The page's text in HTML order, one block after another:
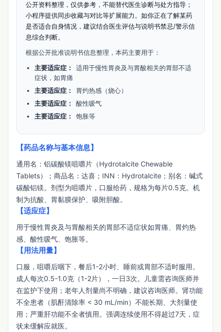
公开资料整理，仅供参考，不能替代医生诊断与处方指导；
小程序提供同步收藏与对比等扩展能力。如你正在了解某药
是否适合自身情况，建议结合医生评估与说明书禁忌/警示信
息综合判断。
根据公开批准说明书信息整理，本药主要用于：
主要适应症：
适用于慢性胃炎及与胃酸相关的胃部不适
症状，如胃痛
主要适应症：
胃灼热感（烧心）
主要适应症：
酸性嗳气
主要适应症：
饱胀等
【药品名称与基本信息】
通用名：铝碳酸镁咀嚼片（Hydrotalcite Chewable
Tablets）；商品名：达喜；INN：Hydrotalcite；别名：碱式
碳酸铝镁。剂型为咀嚼片，口服给药，规格为每片0.5克。机
制为抗酸、胃黏膜保护、吸附胆酸。
【适应症】
用于慢性胃炎及与胃酸相关的胃部不适症状如胃痛、胃灼热
感、酸性嗳气、饱胀等。
【用法用量】
口服，咀嚼后咽下，餐后1-2小时、睡前或胃部不适时服用。
成人每次0.5-1.0克（1-2片），一日3次。儿童需咨询医师并
在监护下使用；老年人剂量尚不明确，建议咨询医师。肾功能
不全患者（肌酐清除率 < 30 mL/min）不能长期、大剂量使
用；严重肝功能不全者慎用。强调连续使用不得超过7天，症
状未缓解应就医。